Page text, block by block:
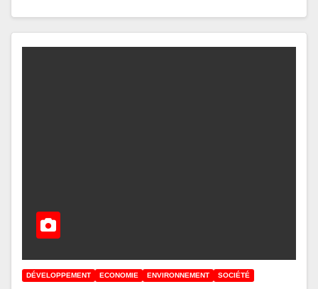
DÉVELOPPEMENT ECONOMIE ENVIRONNEMENT SOCIÉTÉ